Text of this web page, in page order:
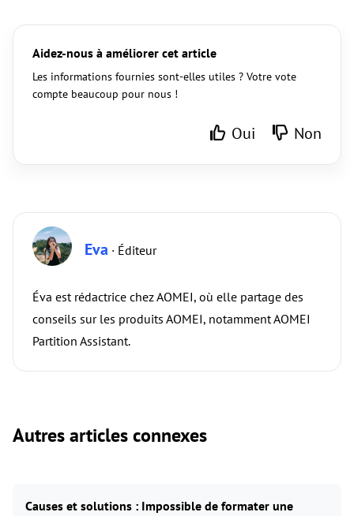
Aidez-nous à améliorer cet article
Les informations fournies sont-elles utiles ? Votre vote
compte beaucoup pour nous !
Oui Non
Eva · Éditeur
Éva est rédactrice chez AOMEI, où elle partage des
conseils sur les produits AOMEI, notamment AOMEI
Partition Assistant.
Autres articles connexes
Causes et solutions : Impossible de formater une